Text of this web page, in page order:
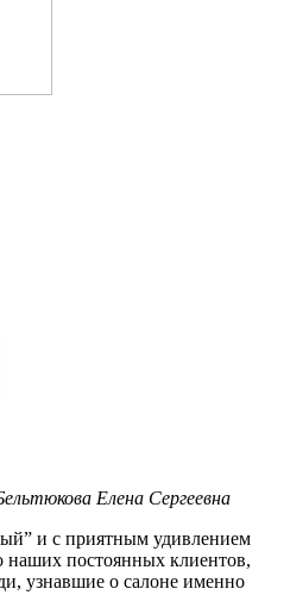
Елена Сергеевна
и с приятным удивлением
наших постоянных клиентов,
узнавшие о салоне именно